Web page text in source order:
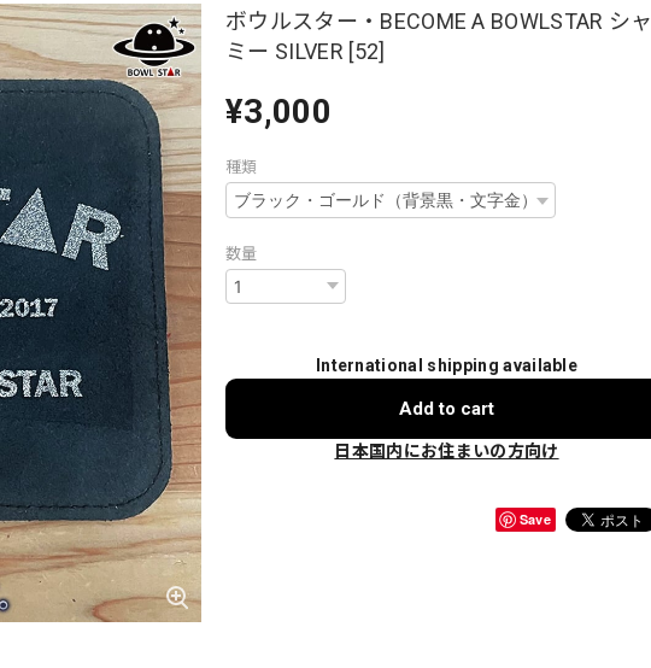
ボウルスター・BECOME A BOWLSTAR シャ
ミー SILVER [52]
¥3,000
種類
数量
International shipping available
Add to cart
日本国内にお住まいの方向け
Save